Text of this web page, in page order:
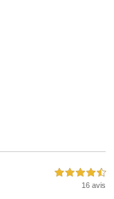
4,5 étoiles sur 5
16 avis